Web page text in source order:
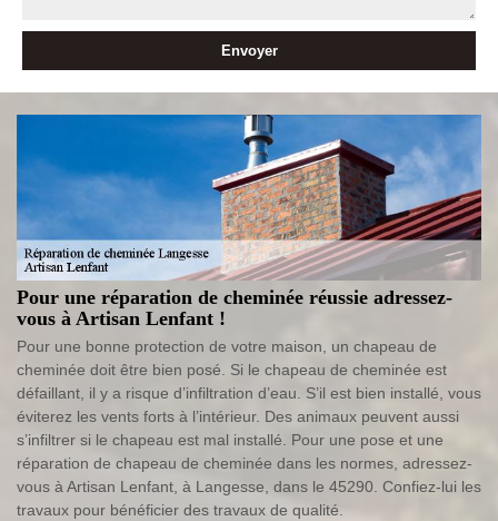
Pour une réparation de cheminée réussie adressez-
vous à Artisan Lenfant !
Pour une bonne protection de votre maison, un chapeau de
cheminée doit être bien posé. Si le chapeau de cheminée est
défaillant, il y a risque d’infiltration d’eau. S’il est bien installé, vous
éviterez les vents forts à l’intérieur. Des animaux peuvent aussi
s’infiltrer si le chapeau est mal installé. Pour une pose et une
réparation de chapeau de cheminée dans les normes, adressez-
vous à Artisan Lenfant, à Langesse, dans le 45290. Confiez-lui les
travaux pour bénéficier des travaux de qualité.